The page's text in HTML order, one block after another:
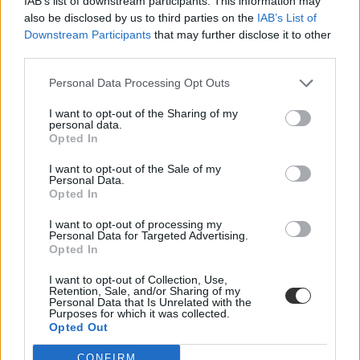
also be disclosed by us to third parties on the IAB’s List of
Downstream Participants that may further disclose it to other
Personal Data Processing Opt Outs
I want to opt-out of the Sharing of my
personal data.
Opted In
I want to opt-out of the Sale of my
Personal Data.
Opted In
I want to opt-out of processing my
Personal Data for Targeted Advertising.
Opted In
I want to opt-out of Collection, Use,
Retention, Sale, and/or Sharing of my
Personal Data that Is Unrelated with the
Purposes for which it was collected.
Opted Out
osztatlan és mesterszakok mellett a kétéves felsőoktatási
szakképzések közül is választhattok. Összegyűjtöttük a legfontosabb
tudnivalókat ezekről az új képzésekről.
jelentkezhettek a pótfelvételin
Augusztus 12-ig jelentkezhettek a pótfelvételire, már elérhető a
szakképzésekre jelentkezhettek.
Érettségi-felvételi
Itt vannak a 2013-as árak: ennyit kell fizetni a